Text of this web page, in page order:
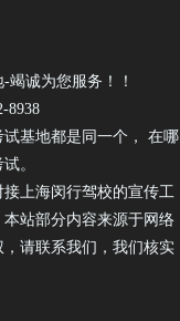
竭诚为您服务！！
8938
基地都是同一个， 在哪
。
接上海闵行驾校的宣传工
站部分内容来源于网络
请联系我们，我们核实